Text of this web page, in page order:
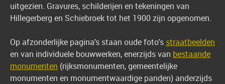
uitgezien. Gravures, schilderijen en tekeningen van
Hillegerberg en Schiebroek tot het 1900 zijn opgenomen.
Op afzonderlijke pagina's staan oude foto's straatbeelden
en van individuele bouwwerken, enerzijds van bestaande
monumenten (rijksmonumenten, gemeentelijke
monumenten en monumentwaardige panden) anderzijds